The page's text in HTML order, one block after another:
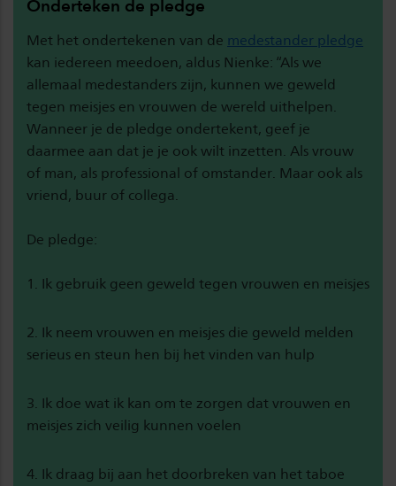
Onderteken de pledge
Met het ondertekenen van de medestander pledge
kan iedereen meedoen, aldus Nienke: “Als we
allemaal medestanders zijn, kunnen we geweld
tegen meisjes en vrouwen de wereld uithelpen.
Wanneer je de pledge ondertekent, geef je
daarmee aan dat je je ook wilt inzetten. Als vrouw
of man, als professional of omstander. Maar ook als
vriend, buur of collega.
De pledge:
1. Ik gebruik geen geweld tegen vrouwen en meisjes
2. Ik neem vrouwen en meisjes die geweld melden
serieus en steun hen bij het vinden van hulp
3. Ik doe wat ik kan om te zorgen dat vrouwen en
meisjes zich veilig kunnen voelen
4. Ik draag bij aan het doorbreken van het taboe